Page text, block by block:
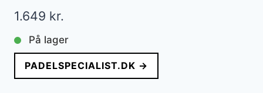
1.649 kr.
På lager
PADELSPECIALIST.DK →